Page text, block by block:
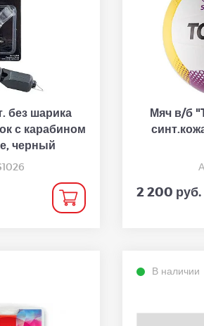
без шарика
с карабином
черный
Мяч в/б
2 200 руб.
В наличии